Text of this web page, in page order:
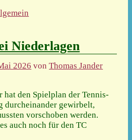
Niederlagen
2026 vonThomas Jander
hat den Spielplan der Tennis-
durcheinander gewirbelt,
vorschoben werden.
auch noch für den TC